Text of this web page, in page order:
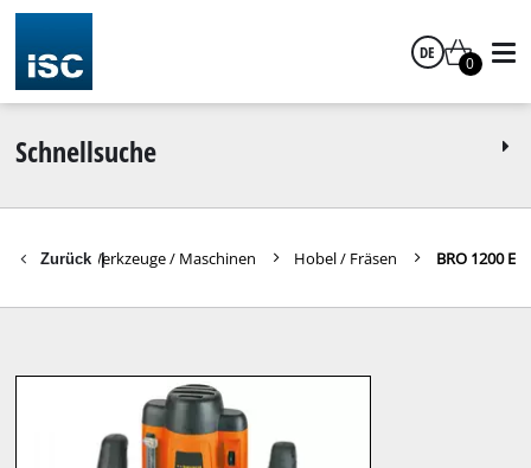
DE
0
Schnellsuche
Zurück |
Weitere Werkzeuge / Maschinen Hobel / Fräsen BRO 1200 E